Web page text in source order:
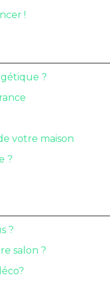
!
?
votre maison
?
?
salon ?